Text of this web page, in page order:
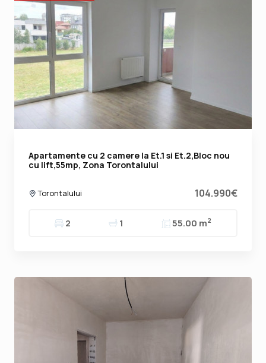
Apartamente cu 2 camere la Et.1 si Et.2,Bloc nou
cu lift,55mp, Zona Torontalului
Torontalului 104.990€
2 1 55.00 m2